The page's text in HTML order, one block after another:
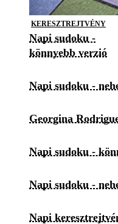
KERESZTREJTVÉNY
Napi sudoku -
könnyebb verzió
Napi sudoku -
Georgina
Napi sudoku -
Napi sudoku -
Napi